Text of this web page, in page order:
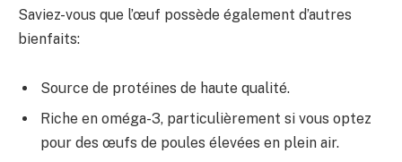
Saviez-vous que l’œuf possède également d’autres
bienfaits:
Source de protéines de haute qualité.
Riche en oméga-3, particulièrement si vous optez
pour des œufs de poules élevées en plein air.